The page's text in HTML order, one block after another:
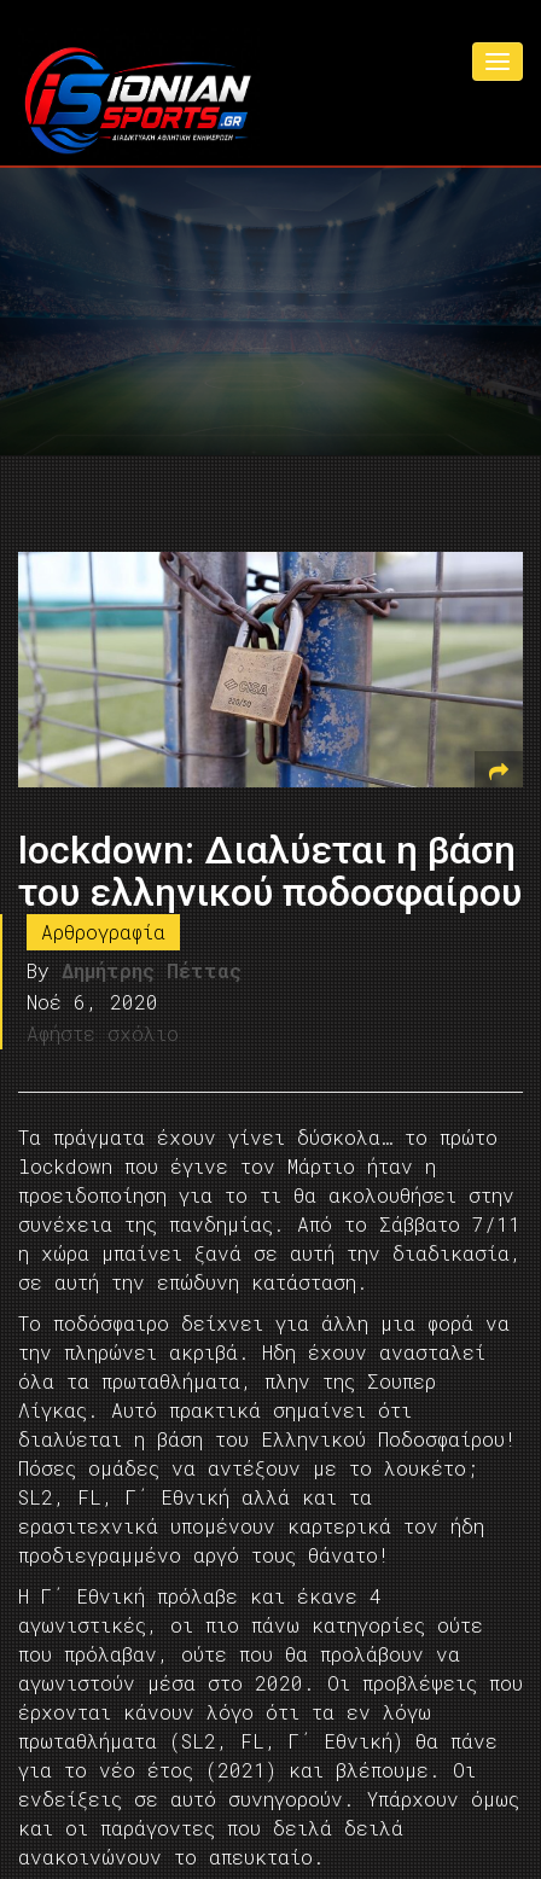
lockdown: Διαλύεται η βάση
του ελληνικού ποδοσφαίρου
Αρθρογραφία
By Δημήτρης Πέττας
Νοέ 6, 2020
Αφήστε σχόλιο
Τα πράγματα έχουν γίνει δύσκολα… το πρώτο
lockdown που έγινε τον Μάρτιο ήταν η
προειδοποίηση για το τι θα ακολουθήσει στην
συνέχεια της πανδημίας. Από το Σάββατο 7/11
η χώρα μπαίνει ξανά σε αυτή την διαδικασία,
σε αυτή την επώδυνη κατάσταση.
Το ποδόσφαιρο δείχνει για άλλη μια φορά να
την πληρώνει ακριβά. Ηδη έχουν ανασταλεί
όλα τα πρωταθλήματα, πλην της Σουπερ
Λίγκας. Αυτό πρακτικά σημαίνει ότι
διαλύεται η βάση του Ελληνικού Ποδοσφαίρου!
Πόσες ομάδες να αντέξουν με το λουκέτο;
SL2, FL, Γ΄ Εθνική αλλά και τα
ερασιτεχνικά υπομένουν καρτερικά τον ήδη
προδιεγραμμένο αργό τους θάνατο!
Η Γ΄ Εθνική πρόλαβε και έκανε 4
αγωνιστικές, οι πιο πάνω κατηγορίες ούτε
που πρόλαβαν, ούτε που θα προλάβουν να
αγωνιστούν μέσα στο 2020. Οι προβλέψεις που
έρχονται κάνουν λόγο ότι τα εν λόγω
πρωταθλήματα (SL2, FL, Γ΄ Εθνική) θα πάνε
για το νέο έτος (2021) και βλέπουμε. Οι
ενδείξεις σε αυτό συνηγορούν. Υπάρχουν όμως
και οι παράγοντες που δειλά δειλά
ανακοινώνουν το απευκταίο.